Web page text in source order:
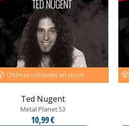
Últimas unidades en stock
Ted Nugent
Metal Planet 53
10,99 €